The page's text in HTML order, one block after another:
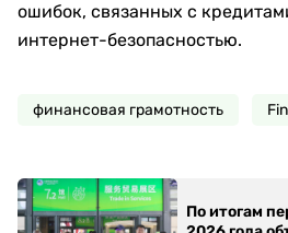
ошибок, связанных с
интернет-безопасностью.
финансовая грамотность
По итогам